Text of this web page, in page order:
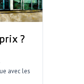
?
avec les